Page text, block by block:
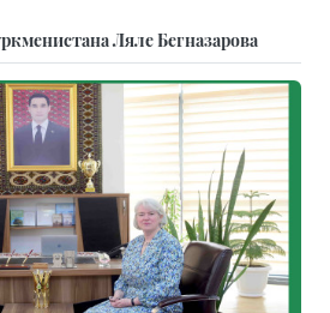
Ляле Бегназарова